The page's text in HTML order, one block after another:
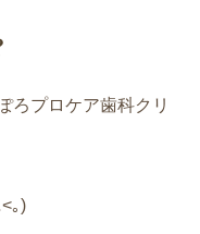
ろプロケア歯科クリ
｡)